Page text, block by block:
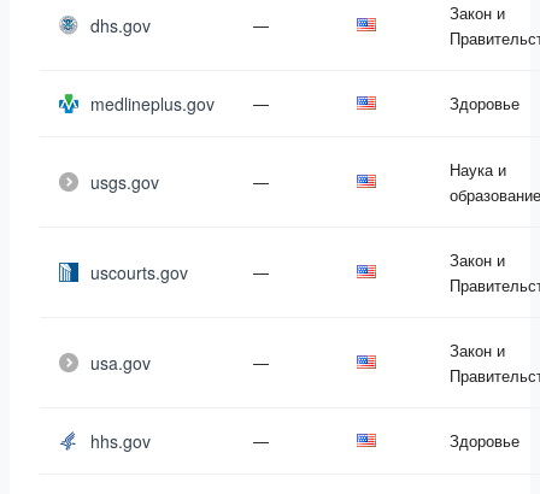
dhs.gov —
Закон и
medlineplus.gov — Здоровье
usgs.gov —
Наука и
образование
uscourts.gov —
Закон и
usa.gov —
Закон и
hhs.gov — Здоровье